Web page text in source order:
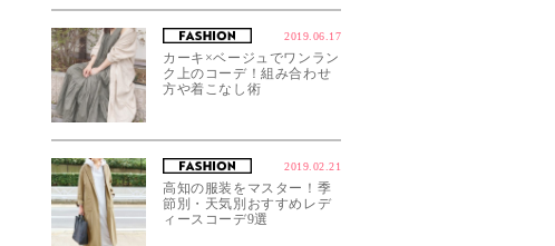
2019.06.17
カーキ×ベージュでワンラン
ク上のコーデ！組み合わせ
方や着こなし術
2019.02.21
高知の服装をマスター！季
節別・天気別おすすめレデ
ィースコーデ9選